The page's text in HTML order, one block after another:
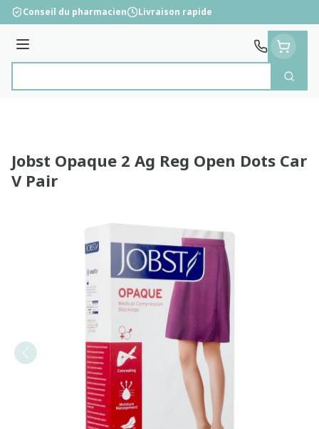
Aller au contenu
Conseil du pharmacien Livraison rapide
Menu
Jobst Opaque 2 Ag Reg Open Dots Car
V Pair